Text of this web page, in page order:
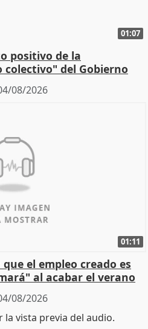
01:07
positivo de la
del Gobierno
08/2026
01:11
el empleo creado es
al acabar el verano
08/2026